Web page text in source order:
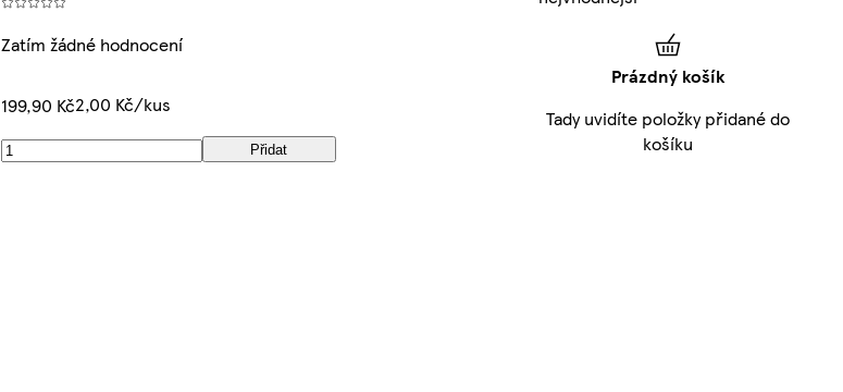
Zatím žádné hodnocení
199,90 Kč2,00 Kč/kus
Přidat
Prázdný košík
Tady uvidíte položky přidané do
košíku